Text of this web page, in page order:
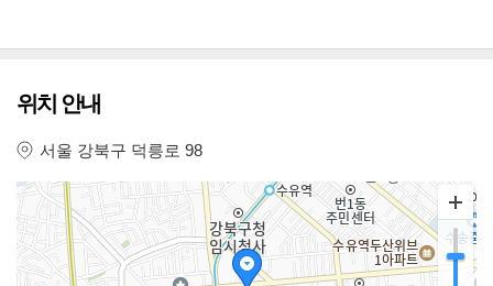
위치 안내
서울 강북구 덕릉로 98